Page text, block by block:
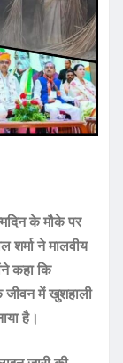
के मौके पर
ने मालवीय
कहा कि
जीवन में खुशहाली
है।